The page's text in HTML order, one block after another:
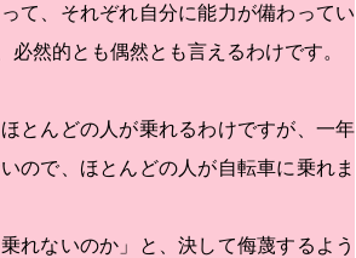
て、それぞれ自分に能力が備わってい
然的とも偶然とも言えるわけです。
とんどの人が乗れるわけですが、一年
ので、ほとんどの人が自転車に乗れま
れないのか」と、決して侮蔑するよう